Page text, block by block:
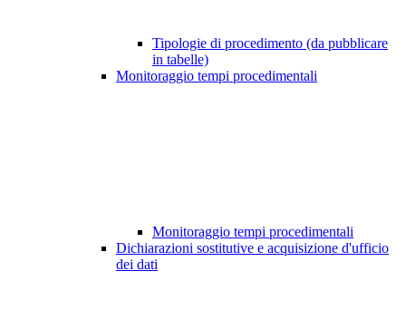
Tipologie di procedimento (da pubblicare
in tabelle)
Monitoraggio tempi procedimentali
Monitoraggio tempi procedimentali
Dichiarazioni sostitutive e acquisizione d'ufficio
dei dati